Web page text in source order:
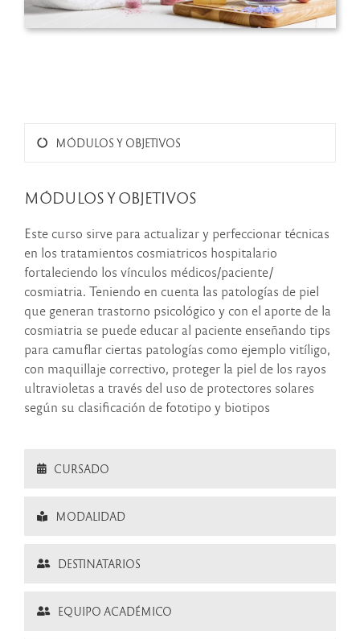
MÓDULOS Y OBJETIVOS
MÓDULOS Y OBJETIVOS
Este curso sirve para actualizar y perfeccionar técnicas
en los tratamientos cosmiatricos hospitalario
fortaleciendo los vínculos médicos/paciente/
cosmiatria. Teniendo en cuenta las patologías de piel
que generan trastorno psicológico y con el aporte de la
cosmiatria se puede educar al paciente enseñando tips
para camuflar ciertas patologías como ejemplo vitíligo,
con maquillaje correctivo, proteger la piel de los rayos
ultravioletas a través del uso de protectores solares
según su clasificación de fototipo y biotipos
CURSADO
MODALIDAD
DESTINATARIOS
EQUIPO ACADÉMICO